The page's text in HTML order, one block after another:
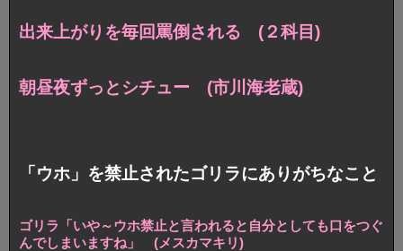
出来上がりを毎回罵倒される (２科目)
朝昼夜ずっとシチュー (市川海老蔵)
「ウホ」を禁止されたゴリラにありがちなこと
ゴリラ「いや～ウホ禁止と言われると 自分としても口をつぐ
んでしまいますね」 (メスカマキリ)